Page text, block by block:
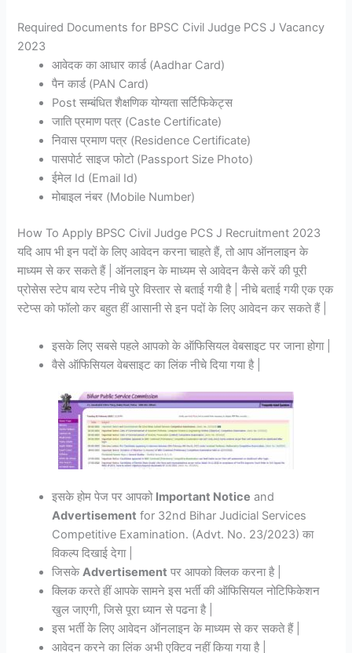
Required Documents for BPSC Civil Judge PCS J Vacancy
2023
आवेदक का आधार कार्ड (Aadhar Card)
पैन कार्ड (PAN Card)
Post सम्बंधित शैक्षणिक योग्यता सर्टिफिकेट्स
जाति प्रमाण पत्र (Caste Certificate)
निवास प्रमाण पत्र (Residence Certificate)
पासपोर्ट साइज फोटो (Passport Size Photo)
ईमेल Id (Email Id)
मोबाइल नंबर (Mobile Number)
How To Apply BPSC Civil Judge PCS J Recruitment 2023
यदि आप भी इन पदों के लिए आवेदन करना चाहते हैं, तो आप ऑनलाइन के
माध्यम से कर सकते हैं | ऑनलाइन के माध्यम से आवेदन कैसे करें की पूरी
प्रोसेस स्टेप बाय स्टेप नीचे पुरे विस्तार से बताई गयी है | नीचे बताई गयी एक एक
स्टेप्स को फॉलो कर बहुत हीं आसानी से इन पदों के लिए आवेदन कर सकते हैं |
इसके लिए सबसे पहले आपको के ऑफिसियल वेबसाइट पर जाना होगा |
वैसे ऑफिसियल वेबसाइट का लिंक नीचे दिया गया है |
इसके होम पेज पर आपको Important Notice and
Advertisement for 32nd Bihar Judicial Services
Competitive Examination. (Advt. No. 23/2023) का
विकल्प दिखाई देगा |
जिसकेAdvertisement पर आपको क्लिक करना है |
क्लिक करते हीं आपके सामने इस भर्ती की ऑफिसियल नोटिफिकेशन
खुल जाएगी, जिसे पूरा ध्यान से पढना है |
इस भर्ती के लिए आवेदन ऑनलाइन के माध्यम से कर सकते हैं |
आवेदन करने का लिंक अभी एक्टिव नहीं किया गया है |